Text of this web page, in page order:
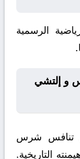
الرسمية
و إلتشي
تنافس شرس
التاريخية.